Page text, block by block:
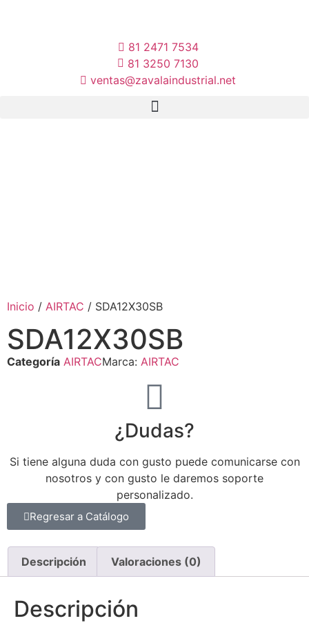
81 2471 7534
81 3250 7130
ventas@zavalaindustrial.net
Inicio / AIRTAC / SDA12X30SB
SDA12X30SB
Categoría AIRTACMarca: AIRTAC
¿Dudas?
Si tiene alguna duda con gusto puede comunicarse con
nosotros y con gusto le daremos soporte
personalizado.
Regresar a Catálogo
Descripción Valoraciones (0)
Descripción